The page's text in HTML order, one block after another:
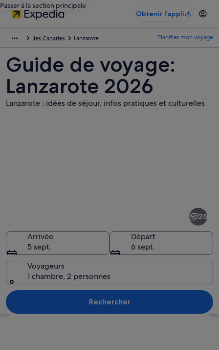
Passer à la section principale
Obtenir l’appli
Iles Canaries Lanzarote Planifier mon voyage
Guide de voyage:
Lanzarote 2026
Lanzarote : idées de séjour, infos pratiques et culturelles
Une grotte dont la surface est
25
Arrivée
5 sept.
Départ
6 sept.
Voyageurs
1 chambre, 2 personnes
Rechercher